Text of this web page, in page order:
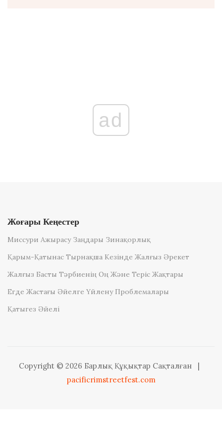
ad
Жоғары Кеңестер
Миссури Ажырасу Заңдары Зинақорлық
Қарым-Қатынас Тырнақша Кезінде Жалғыз Әрекет
Жалғыз Басты Тәрбиенің Оң Және Теріс Жақтары
Егде Жастағы Әйелге Үйлену Проблемалары
Қатыгез Әйелі
Copyright © 2026 Барлық Құқықтар Сақталған
pacificrimstreetfest.com